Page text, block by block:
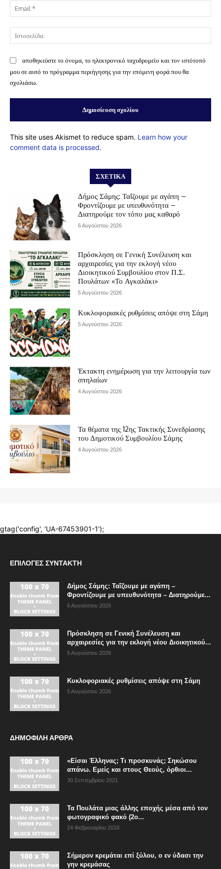
ΕΠΙΛΟΓΈΣ ΣΥΝΤΆΚΤΗ
Δήμος Σάμης: Ταΐζουμε με αγάπη –
Φροντίζουμε με υπευθυνότητα – Διατηρούμε...
6 Αυγούστου 2026
Πρόσκληση σε Γενική Συνέλευση και
αρχαιρεσίες για την εκλογή νέου Διοικητικού...
5 Αυγούστου 2026
Κυκλοφοριακές ρυθμίσεις απόψε στη Σάμη
5 Αυγούστου 2026
ΔΗΜΟΦΙΛΗ ΑΡΘΡΑ
«Είσαι Έλληνας; Τι προσκυνάς; Σηκώσου
απάνω. Εμείς και στους Θεούς, όρθιοι...
30 Σεπτεμβρίου 2021
Τα Πουλάτα μιας άλλης εποχής μέσα από τον
φωτογραφικό φακό (2ο...
24 Φεβρουαρίου 2018
Σήμερον κρεμάται επί ξύλου, ο εν ύδασι την
γην κρεμάσας